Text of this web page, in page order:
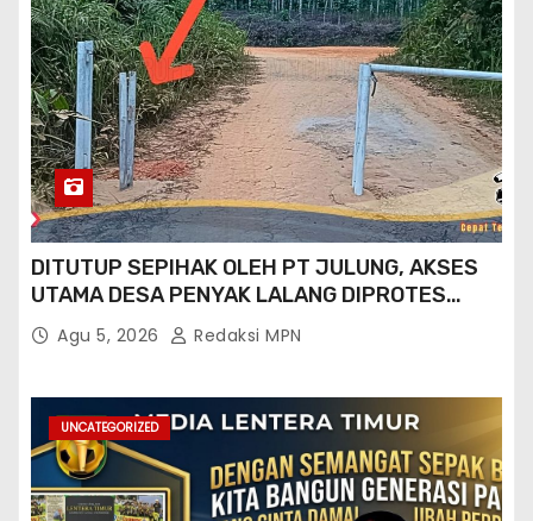
DITUTUP SEPIHAK OLEH PT JULUNG, AKSES
UTAMA DESA PENYAK LALANG DIPROTES
KADES DAN GPN 08
Agu 5, 2026 Redaksi MPN
UNCATEGORIZED